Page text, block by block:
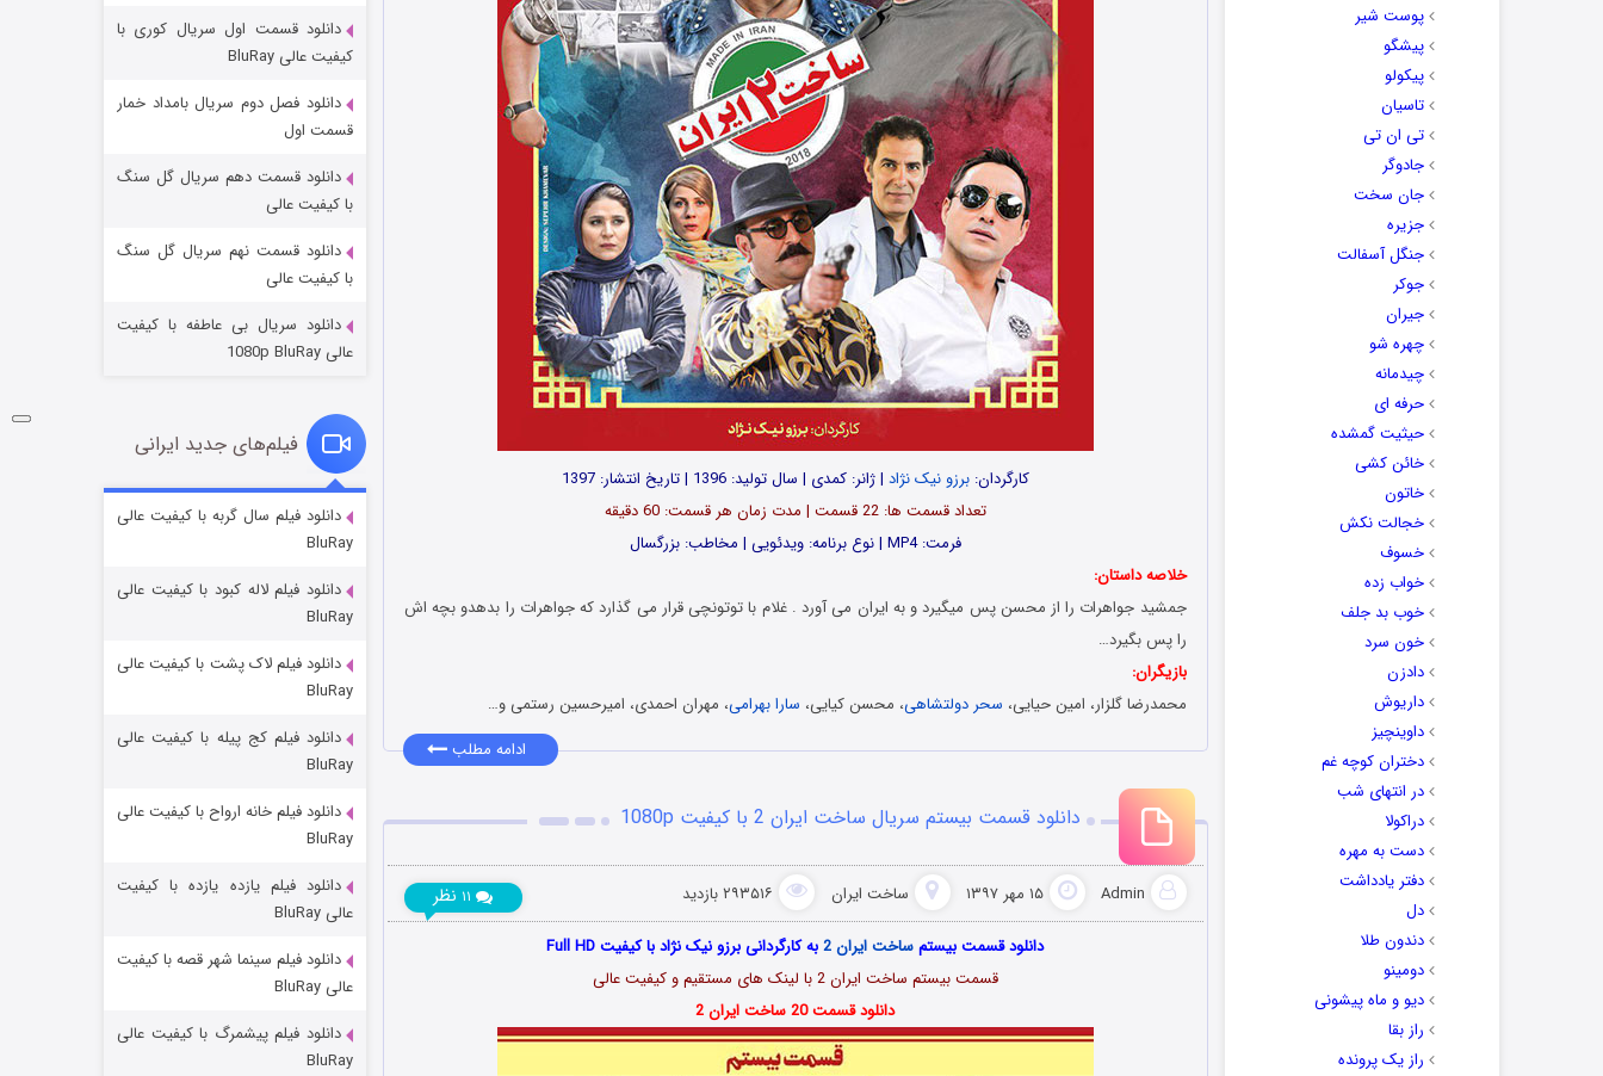
پوست شیر
پیشگو
پیکولو
تاسیان
تی ان تی
جادوگر
جان سخت
جزیره
جنگل آسفالت
جوکر
جیران
چهره شو
چیدمانه
حرفه ای
حیثیت گمشده
خائن کشی
خاتون
خجالت نکش
خسوف
خواب زده
خوب بد جلف
خون سرد
دادزن
داریوش
داوینچیز
دختران کوچه غم
در انتهای شب
دراکولا
دست به مهره
دفتر یادداشت
دل
دندون طلا
دومینو
دیو و ماه پیشونی
راز بقا
راز یک پرونده
کارگردان:برزو نیک نژاد | ژانر: کمدی | سال تولید: 1396 | تاریخ انتشار: 1397
تعداد قسمت ها: 22 قسمت | مدت زمان هر قسمت: 60 دقیقه
فرمت: MP4 | نوع برنامه: ویدئویی | مخاطب: بزرگسال
خلاصه داستان:
جمشید جواهرات را از محسن پس میگیرد و به ایران می آورد . غلام با توتونچی قرار می گذارد که جواهرات را بدهدو بچه اش
را پس بگیرد…
بازیگران:
محمدرضا گلزار، امین حیایی، سحر دولتشاهی، محسن کیایی، سارا بهرامی، مهران احمدی، امیرحسین رستمی و…
ادامه مطلب
دانلود قسمت بیستم سریال ساخت ایران 2 با کیفیت 1080p
Admin ۱۵ مهر ۱۳۹۷ ساخت ایران ۲۹۳۵۱۶ بازدید ۱۱ نظر
دانلود قسمت بیستمساخت ایران 2 به کارگردانی برزو نیک نژاد با کیفیت Full HD
قسمت بیستم ساخت ایران 2 با لینک های مستقیم و کیفیت عالی
دانلود قسمت 20 ساخت ایران 2
شکست استوارت در نجات جهان
قسمت ۷ (زیرنویس) منتشر شد
شوگر فصل ۲
قسمت
خاندان اژدها فصل ۳
دانلود قسمت اول سریال کوری با
کیفیت عالی BluRay
دانلود فصل دوم سریال بامداد خمار
قسمت اول
دانلود قسمت دهم سریال گل سنگ
با کیفیت عالی
دانلود قسمت نهم سریال گل سنگ
با کیفیت عالی
دانلود سریال بی عاطفه با کیفیت
عالی 1080p BluRay
فیلم‌های جدید ایرانی
دانلود فیلم سال گربه با کیفیت عالی
BluRay
دانلود فیلم لاله کبود با کیفیت عالی
BluRay
دانلود فیلم لاک پشت با کیفیت عالی
BluRay
دانلود فیلم کج‌ پیله با کیفیت عالی
BluRay
دانلود فیلم خانه ارواح با کیفیت عالی
BluRay
دانلود فیلم یازده یازده با کیفیت
عالی BluRay
دانلود فیلم سینما شهر قصه با کیفیت
عالی BluRay
دانلود فیلم پیشمرگ با کیفیت عالی
BluRay